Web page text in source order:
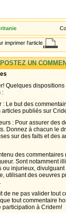
imprimer l'article
POSTEZ UN
Quelques
:
: Le but des
publiés sur
: Pour assurer des
Donnez à chacun le
sur des faits et des
des
Sont notamment
ou injurieux,
utilisant des oeuvres
de ne pas valider tout
tout commentaire
participation à Cridem!